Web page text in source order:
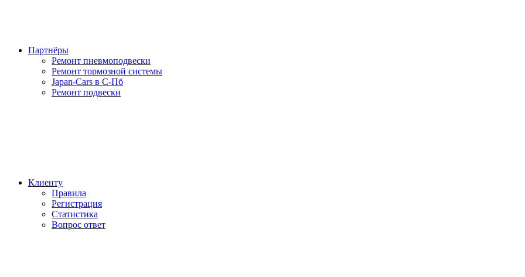
Партнёры
Ремонт пневмоподвески
Ремонт тормозной системы
Japan-Cars в С-Пб
Ремонт подвески
Клиенту
Правила
Регистрация
Статистика
Вопрос ответ